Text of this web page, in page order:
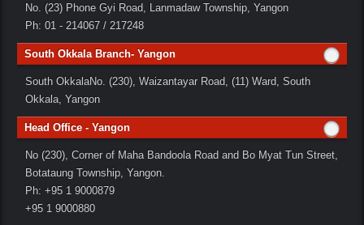
No. (23) Phone Gyi Road, Lanmadaw Township, Yangon
Ph: 01 - 214067 / 217248
South Okkala Branch- Yangon
South OkkalaNo. (230), Waizantayar Road, (11) Ward, South
Okkala, Yangon
Head Office - Yangon
No (230), Corner of Maha Bandoola Road and Bo Myat Tun Street,
Botataung Township, Yangon.
Ph: +95 1 9000879
+95 1 9000880